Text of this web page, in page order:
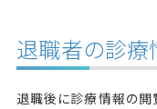
退職者の診
退職後に診療情報の